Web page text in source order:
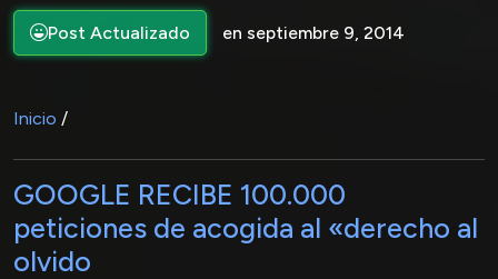
Post Actualizado en septiembre 9, 2014
Inicio /
GOOGLE RECIBE 100.000
peticiones de acogida al «derecho al
olvido